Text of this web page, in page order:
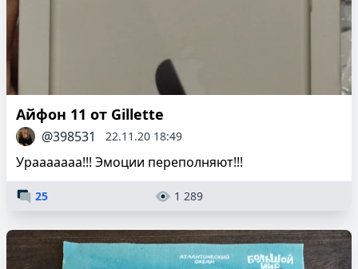
Айфон 11 от Gillette
@398531 22.11.20 18:49
Урааааааа!!! Эмоции переполняют!!!
25 1 289